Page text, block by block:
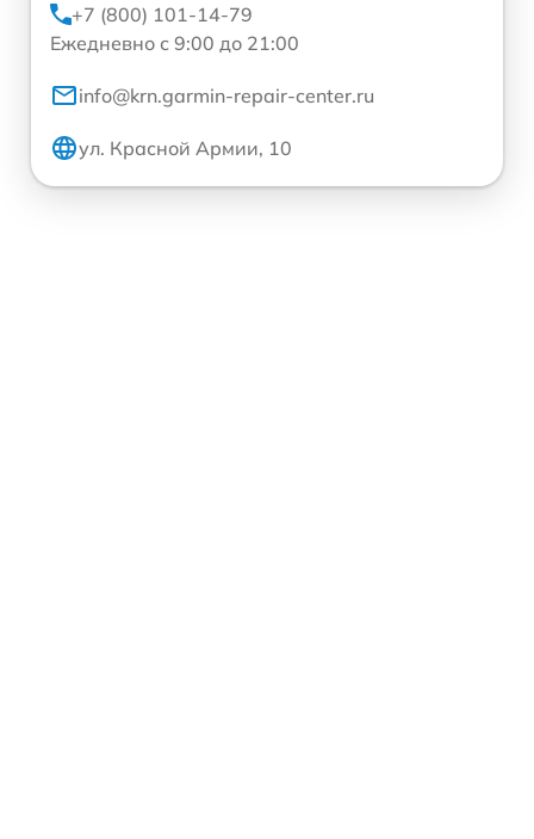
+7 (800) 101-14-79
Ежедневно с 9:00 до 21:00
info@krn.garmin-repair-center.ru
ул. Красной Армии, 10